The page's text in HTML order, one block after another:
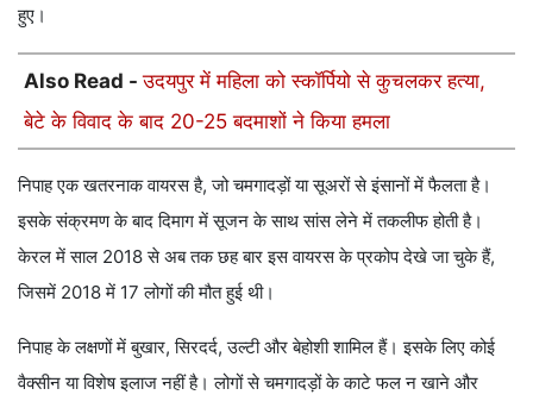
हुए।
Also Read -उदयपुर में महिला को स्कॉर्पियो से कुचलकर हत्या,
बेटे के विवाद के बाद 20-25 बदमाशों ने किया हमला
निपाह एक खतरनाक वायरस है, जो चमगादड़ों या सूअरों से इंसानों में फैलता है।
इसके संक्रमण के बाद दिमाग में सूजन के साथ सांस लेने में तकलीफ होती है।
केरल में साल 2018 से अब तक छह बार इस वायरस के प्रकोप देखे जा चुके हैं,
जिसमें 2018 में 17 लोगों की मौत हुई थी।
निपाह के लक्षणों में बुखार, सिरदर्द, उल्टी और बेहोशी शामिल हैं। इसके लिए कोई
वैक्सीन या विशेष इलाज नहीं है। लोगों से चमगादड़ों के काटे फल न खाने और